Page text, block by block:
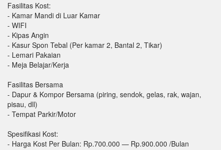
Fasilitas Kost:
- Kamar Mandi di Luar Kamar
- WIFI
- Kipas Angin
- Kasur Spon Tebal (Per kamar 2, Bantal 2, Tikar)
- Lemari Pakaian
- Meja Belajar/Kerja
Fasilitas Bersama
- Dapur & Kompor Bersama (piring, sendok, gelas, rak, wajan,
pisau, dll)
- Tempat Parkir/Motor
Spesifikasi Kost:
- Harga Kost Per Bulan: Rp.700.000 — Rp.900.000 /Bulan